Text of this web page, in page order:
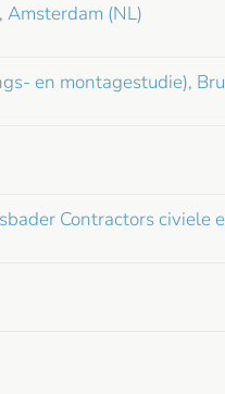
Amsterdam (NL)
en montagestudie),
Contractors civiele